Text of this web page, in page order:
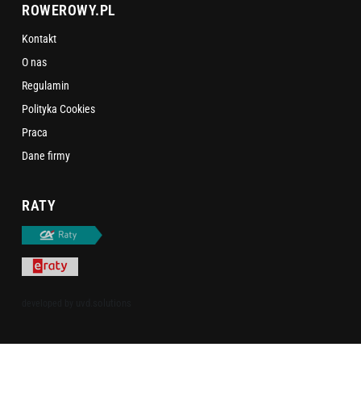
ROWEROWY.PL
Kontakt
O nas
Regulamin
Polityka Cookies
Praca
Dane firmy
RATY